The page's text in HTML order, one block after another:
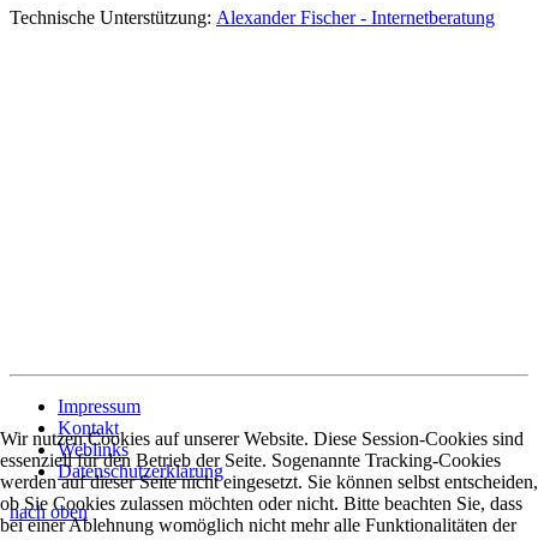
Technische Unterstützung: Alexander Fischer - Internetberatung
Impressum
Kontakt
Weblinks
Datenschutzerklärung
nach oben
Wir nutzen Cookies auf unserer Website. Diese Session-Cookies sind
essenziell für den Betrieb der Seite. Sogenannte Tracking-Cookies
werden auf dieser Seite nicht eingesetzt. Sie können selbst entscheiden,
ob Sie Cookies zulassen möchten oder nicht. Bitte beachten Sie, dass
bei einer Ablehnung womöglich nicht mehr alle Funktionalitäten der